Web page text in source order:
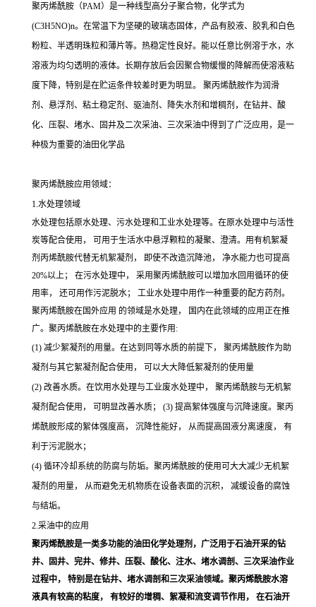
聚丙烯酰胺（PAM）是一种线型高分子聚合物，化学式为
(C3H5NO)n。在常温下为坚硬的玻璃态固体，产品有胶液、胶乳和白色
粉粒、半透明珠粒和薄片等。热稳定性良好。能以任意比例溶于水，水
溶液为均匀透明的液体。长期存放后会因聚合物缓慢的降解而使溶液粘
度下降，特别是在贮运条件较差时更为明显。 聚丙烯酰胺作为润滑
剂、悬浮剂、粘土稳定剂、驱油剂、降失水剂和增稠剂，在钻井、酸
化、压裂、堵水、固井及二次采油、三次采油中得到了广泛应用，是一
种极为重要的油田化学品
聚丙烯酰胺应用领域：
1.水处理领域
水处理包括原水处理、污水处理和工业水处理等。在原水处理中与活性
炭等配合使用， 可用于生活水中悬浮颗粒的凝聚、澄清。用有机絮凝
剂丙烯酰胺代替无机絮凝剂， 即使不改造沉降池， 净水能力也可提高
20%以上； 在污水处理中， 采用聚丙烯酰胺可以增加水回用循环的使
用率， 还可用作污泥脱水； 工业水处理中用作一种重要的配方药剂。
聚丙烯酰胺在国外应用 的领域是水处理， 国内在此领域的应用正在推
广。聚丙烯酰胺在水处理中的主要作用:
(1) 减少絮凝剂的用量。在达到同等水质的前提下， 聚丙烯酰胺作为助
凝剂与其它絮凝剂配合使用， 可以大大降低絮凝剂的使用量
(2) 改善水质。在饮用水处理与工业废水处理中， 聚丙烯酰胺与无机絮
凝剂配合使用， 可明显改善水质； (3) 提高絮体强度与沉降速度。聚丙
烯酰胺形成的絮体强度高， 沉降性能好， 从而提高固液分离速度， 有
利于污泥脱水；
(4) 循环冷却系统的防腐与防垢。聚丙烯酰胺的使用可大大减少无机絮
凝剂的用量， 从而避免无机物质在设备表面的沉积， 减缓设备的腐蚀
与结垢。
2.采油中的应用
聚丙烯酰胺是一类多功能的油田化学处理剂，广泛用于石油开采的钻
井、固井、完井、修井、压裂、酸化、注水、堵水调剖、三次采油作业
过程中， 特别是在钻井、堵水调剖和三次采油领域。聚丙烯酰胺水溶
液具有较高的粘度， 有较好的增稠、絮凝和流变调节作用， 在石油开